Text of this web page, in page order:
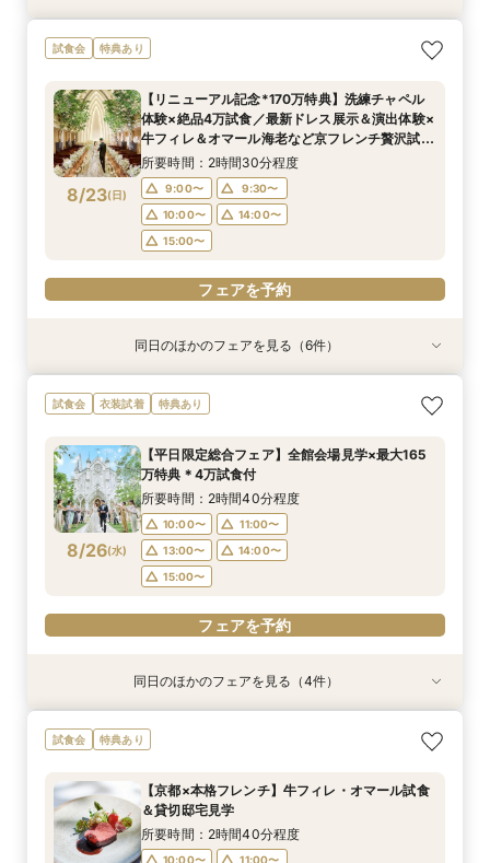
8/22(土)
【マタニティＷ相談会】半年以内ＯＫ＆最大155
万優待付フェア
9:00〜
11:00〜
14:00〜
フェアを予約
8/22(土)
【ペットと一緒の結婚式】大切な家族も一緒の結
婚式をご提案
9:00〜
9:30〜
14:00〜
15:00〜
フェアを予約
8/22(土)
【家族で挙式＆会食】当館で一番お得な57万円プ
ラン紹介フェア
9:00〜
10:00〜
14:00〜
15:00〜
16:00〜
フェアを予約
8/22(土)
【初めての見学も安心】全館見学＆予算相談＆4
万試食付フェア
9:00〜
10:00〜
14:00〜
15:00〜
17:00〜
フェアを予約
8/22(土)
【料理重視◎】京フレンチハーフコース試食付
フェア（4万相当）
9:00〜 14:00〜
フェアを予約
8/22(土)
【ドレス試着付】憧れのDESTINY LINE★最高峰
ドレス体験付フェア
9:00〜
10:00〜
14:00〜
15:00〜
17:00〜
フェアを予約
試食会 特典あり
8/23(日)
【リニューアル記念*170万特典】洗練チャペル
体験×絶品4万試食／最新ドレス展示＆演出体験×
牛フィレ＆オマール海老など京フレンチ贅沢試食
付きBIGブライダルフェア
所要時間：2時間30分程度
9:00〜
9:30〜
10:00〜
14:00〜
15:00〜
フェアを予約
特典あり
8/23(日)
LGBTQ＋FRIENDLY*レインボーウェディング
フェア
8:45〜 14:00〜
フェアを予約
衣装試着 特典あり
8/23(日)
【子供と一緒に結婚式】ファミリー婚★キッズス
ペース付フェア
9:00〜
14:00〜
15:00〜
フェアを予約
衣装試着 特典あり
8/23(日)
【予算重視のお二人】全館見学＆見積り相談付き
フェア（試食付）
9:00〜
14:00〜
15:00〜
フェアを予約
特典あり
8/23(日)
【家族で挙式＆会食】当館で一番お得な57万円プ
ラン紹介フェア
9:00〜
10:00〜
14:00〜
15:00〜
16:00〜
フェアを予約
衣装試着 特典あり
8/23(日)
【初めての見学も安心】全館見学＆予算相談＆4
万試食付フェア
9:00〜
10:00〜
14:00〜
15:00〜
17:00〜
フェアを予約
8/23(日)
【自宅で60分】3邸宅を比較解説！予算×準備オ
ンライン相談会
16:00〜
17:00〜
18:00〜
19:00〜
フェアを予約
同日のほかのフェアを見る（6件）
試食会 衣装試着 特典あり
8/26(水)
【平日限定総合フェア】全館会場見学×最大165
万特典＊4万試食付
所要時間：2時間40分程度
10:00〜
11:00〜
13:00〜
14:00〜
15:00〜
フェアを予約
衣装試着 特典あり
8/26(水)
【初めての見学もオススメ】全館見学＆見積もり
相談＆絶品試食付
11:00〜
14:00〜
15:00〜
衣装試着 特典あり
8/26(水)
【10名58万円◆限定プラン紹介】少人数ウエ
ディング相談フェア
12:00〜
16:00〜
特典あり
8/26(水)
【ドレス特典付】全館ゆったり見学×挙式体験×
花嫁ドレス診断
11:00〜
15:00〜
17:30〜
衣装試着 特典あり
8/26(水)
【マタニティＷ相談会】半年以内ＯＫ＆最大155
万優待付フェア
11:00〜
14:00〜
同日のほかのフェアを見る（4件）
試食会 特典あり
【京都×本格フレンチ】牛フィレ・オマール試食
＆貸切邸宅見学
所要時間：2時間40分程度
10:00〜
11:00〜